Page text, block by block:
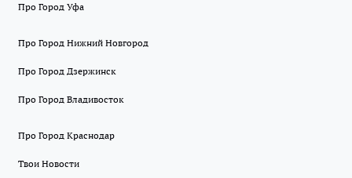
Про Город Уфа
Про Город Нижний Новгород
Про Город Дзержинск
Про Город Владивосток
Про Город Краснодар
Твои Новости